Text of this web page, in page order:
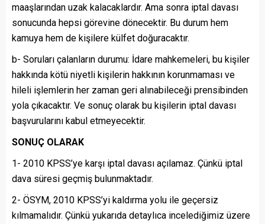
maaşlarından uzak kalacaklardır. Ama sonra iptal davası
sonucunda hepsi görevine dönecektir. Bu durum hem
kamuya hem de kişilere külfet doğuracaktır.
b- Soruları çalanların durumu: İdare mahkemeleri, bu kişiler
hakkında kötü niyetli kişilerin hakkının korunmaması ve
hileli işlemlerin her zaman geri alınabileceği prensibinden
yola çıkacaktır. Ve sonuç olarak bu kişilerin iptal davası
başvurularını kabul etmeyecektir.
SONUÇ OLARAK
1- 2010 KPSS’ye karşı iptal davası açılamaz. Çünkü iptal
dava süresi geçmiş bulunmaktadır.
2- ÖSYM, 2010 KPSS’yi kaldırma yolu ile geçersiz
kılmamalıdır. Çünkü yukarıda detaylıca incelediğimiz üzere